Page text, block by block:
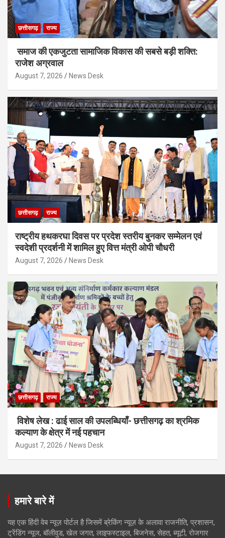
छत्तीसगढ़ राज्य
समाज की एकजुटता सामाजिक विकास की सबसे बड़ी शक्ति:
राजेश अग्रवाल
August 7, 2026 News Desk
छत्तीसगढ़ राज्य
राष्ट्रीय हथकरघा दिवस पर प्रदेश स्तरीय बुनकर सम्मेलन एवं
स्वदेशी प्रदर्शनी में शामिल हुए वित्त मंत्री ओपी चौधरी
August 7, 2026 News Desk
छत्तीसगढ़ राज्य
विशेष लेख : ढाई साल की उपलब्धियाँ- छत्तीसगढ़ का श्रमिक
कल्याण के क्षेत्र में नई पहचान
August 7, 2026 News Desk
हमारे बारे में
यह एक हिंदी वेब न्यूज़ पोर्टल है जिसमें ब्रेकिंग न्यूज़ के अलावा राजनीति, प्रशासन,
ट्रेंडिंग न्यूज, बॉलीवुड, खेल जगत, लाइफस्टाइल, बिजनेस, सेहत, ब्यूटी, रोजगार